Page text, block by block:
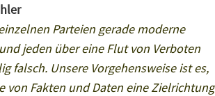
Parteien gerade moderne
jeden über eine Flut von Verboten
falsch. Unsere Vorgehensweise ist es,
von Fakten und Daten eine Zielrichtung